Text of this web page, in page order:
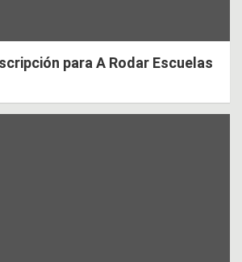
para A Rodar Escuelas